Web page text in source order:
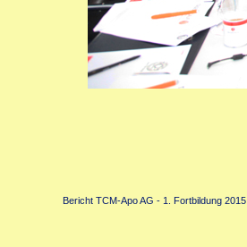
Bericht TCM-Apo AG - 1. Fortbildung 2015